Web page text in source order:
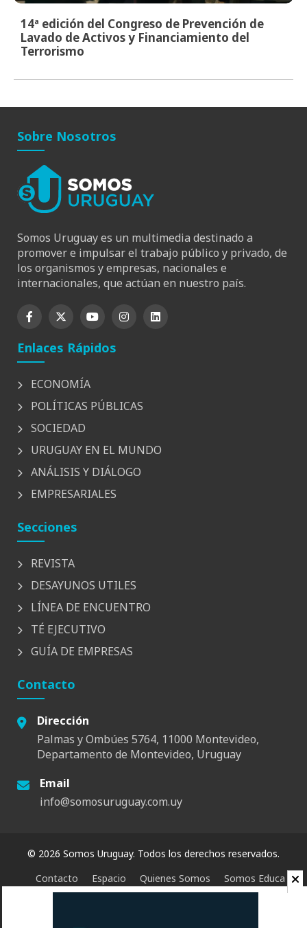
14ª edición del Congreso de Prevención de
Lavado de Activos y Financiamiento del
Terrorismo
Sobre Nosotros
Somos Uruguay es un multimedia destinado a
promover e impulsar el trabajo público y privado, de
los organismos y empresas, nacionales e
internacionales, que actúan en nuestro país.
Enlaces Rápidos
ECONOMÍA
POLÍTICAS PÚBLICAS
SOCIEDAD
URUGUAY EN EL MUNDO
ANÁLISIS Y DIÁLOGO
EMPRESARIALES
Secciones
REVISTA
DESAYUNOS UTILES
LÍNEA DE ENCUENTRO
TÉ EJECUTIVO
GUÍA DE EMPRESAS
Contacto
Dirección
Palmas y Ombúes 5764, 11000 Montevideo,
Departamento de Montevideo, Uruguay
Email
info@somosuruguay.com.uy
© 2026 Somos Uruguay. Todos los derechos reservados.
Contacto
Espacio Quienes Somos Somos Educa